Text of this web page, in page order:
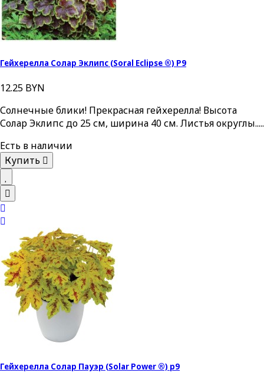
Гейхерелла Солар Эклипс (Soral Eclipse ®) P9
12.25 BYN
Солнечные блики! Прекрасная гейхерелла! Высота
Солар Эклипс до 25 см, ширина 40 см. Листья округлы.....
Есть в наличии
Купить
Гейхерелла Солар Пауэр (Solar Power ®) p9